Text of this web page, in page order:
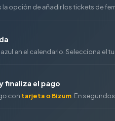
opción de añadir los tickets de
en el calendario. Selecciona el
finaliza el pago
con tarjeta o Bizum . En